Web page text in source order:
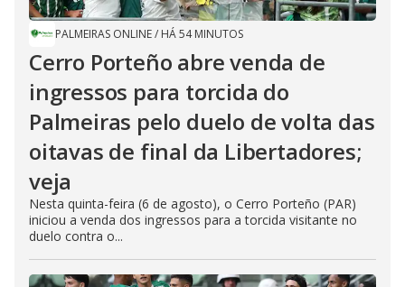
PALMEIRAS ONLINE/ HÁ 54 MINUTOS
Cerro Porteño abre venda de
ingressos para torcida do
Palmeiras pelo duelo de volta das
oitavas de final da Libertadores;
veja
Nesta quinta-feira (6 de agosto), o Cerro Porteño (PAR)
iniciou a venda dos ingressos para a torcida visitante no
duelo contra o...